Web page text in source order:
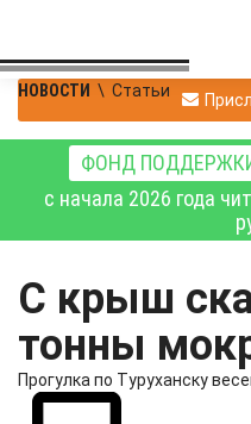
НОВОСТИ \ Статьи
ФОНД
с начала 2026 года
С крыш
тонны
Прогулка по Туруханску